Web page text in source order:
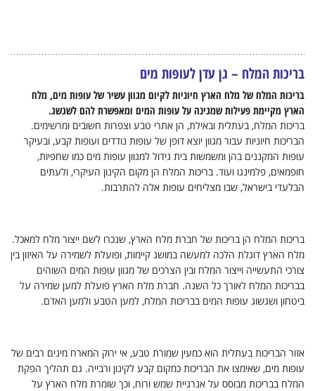
בריכות המלח – גן עדן לעופות מים
בריכות המלח של מלח הארץ חיוניות לקיום מגוון עשיר של עופות מים, מלח
הארץ מקיימת פעילות שמגינה על עופות המים ומאפשרת להם לשגשג.
בריכות המלח, בעתלית ובאילת, הן אתרי טבע וצפרות חשובים ומרשימים.
הבריכות חיוניות עבור מגוון יוצא דופן של עופות נודדים ועופות קבע, ובעיקר
עופות המקננים בהן ומשמשות בית גידול למגוון עופות מים כמו שחפיות,
חופמאים, פלמינגו ועוד. בריכות המלח הן מקום הקינון העיקרי, ולעתים
הבלעדי בישראל, שבו מצליחים עופות אלה להתרבות.
בריכות המלח הן בריכות של חברת מלח הארץ, שנכרו לשם ייצור מלח למאכל.
מלח הארץ דוגלת הלכה למעשה במושג קיימות, ופועלת לשמירה על האיזון בין
צורכי התעשייה וייצור המלח ובין הצרכים של מגוון עופות המים השוהים
בבריכות המלח לאורך כל השנה. חברת מלח הארץ פועלת למען שמירה על
ביטחון ושגשוג עופות המים בבריכות המלח, למען הטבע ולמען האדם.
אזור הבריכות בעתלית הוא כמעין שמורת טבע, אי ירוק המארח מינים רבים של
עופות מים, שאימצו את הבריכות כמקום קבע לקינון ורבייה. גם תהליך הפקת
המלח בבריכות מבוסס על אנרגיית שמש ורוח, וכך שומרת מלח הארץ על